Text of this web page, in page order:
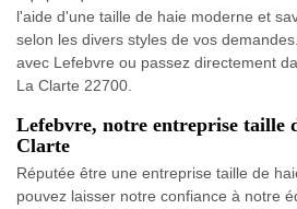
l'aide d'une taille de haie moderne et
selon les divers styles de vos
avec Lefebvre ou passez directement
La Clarte 22700.
Lefebvre, notre entreprise taille
Clarte
Réputée être une entreprise taille de
pouvez laisser notre confiance à notre